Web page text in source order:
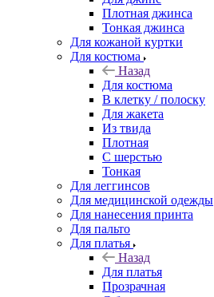
Плотная джинса
Тонкая джинса
Для кожаной куртки
Для костюма
Назад
Для костюма
В клетку / полоску
Для жакета
Из твида
Плотная
С шерстью
Тонкая
Для леггинсов
Для медицинской одежды
Для нанесения принта
Для пальто
Для платья
Назад
Для платья
Прозрачная